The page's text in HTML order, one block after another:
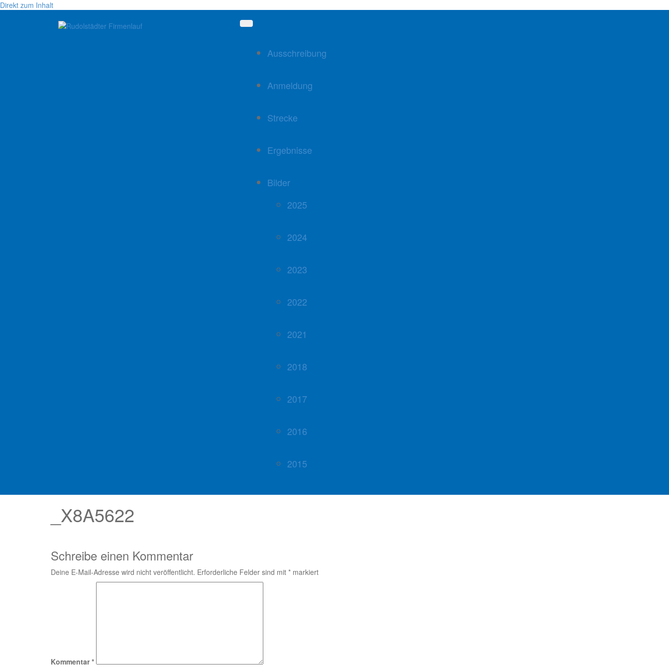
Direkt zum Inhalt
Ausschreibung
Anmeldung
Strecke
Ergebnisse
Bilder
2025
2024
2023
2022
2021
2018
2017
2016
2015
_X8A5622
Schreibe einen Kommentar
Deine E-Mail-Adresse wird nicht veröffentlicht. Erforderliche Felder sind mit * markiert
Kommentar*